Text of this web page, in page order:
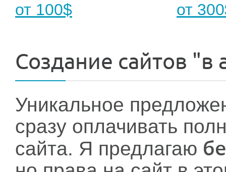
от 100$ от
Создание сайтов "в
Уникальное
сразу оплачивать
сайта. Я предлагаю